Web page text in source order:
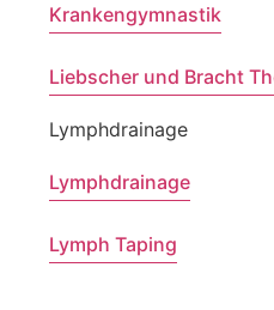
Krankengymnastik
Liebscher und Bracht
Lymphdrainage
Lymphdrainage
Lymph Taping